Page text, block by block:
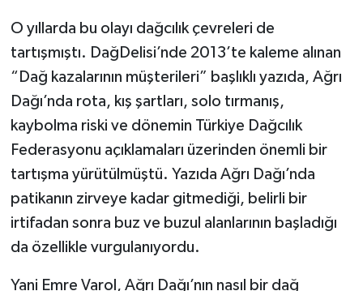
O yıllarda bu olayı dağcılık çevreleri de
tartışmıştı. DağDelisi’nde 2013’te kaleme alınan
“Dağ kazalarının müşterileri” başlıklı yazıda, Ağrı
Dağı’nda rota, kış şartları, solo tırmanış,
kaybolma riski ve dönemin Türkiye Dağcılık
Federasyonu açıklamaları üzerinden önemli bir
tartışma yürütülmüştü. Yazıda Ağrı Dağı’nda
patikanın zirveye kadar gitmediği, belirli bir
irtifadan sonra buz ve buzul alanlarının başladığı
da özellikle vurgulanıyordu.
Yani Emre Varol, Ağrı Dağı’nın nasıl bir dağ